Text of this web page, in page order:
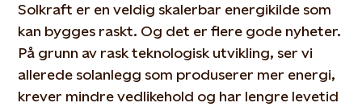
Solkraft er en veldig skalerbar energikilde som
kan bygges raskt. Og det er flere gode nyheter.
På grunn av rask teknologisk utvikling, ser vi
allerede solanlegg som produserer mer energi,
krever mindre vedlikehold og har lengre levetid